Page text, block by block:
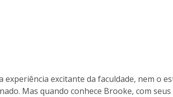
excitante da faculdade, nem o
Mas quando conhece Brooke, com